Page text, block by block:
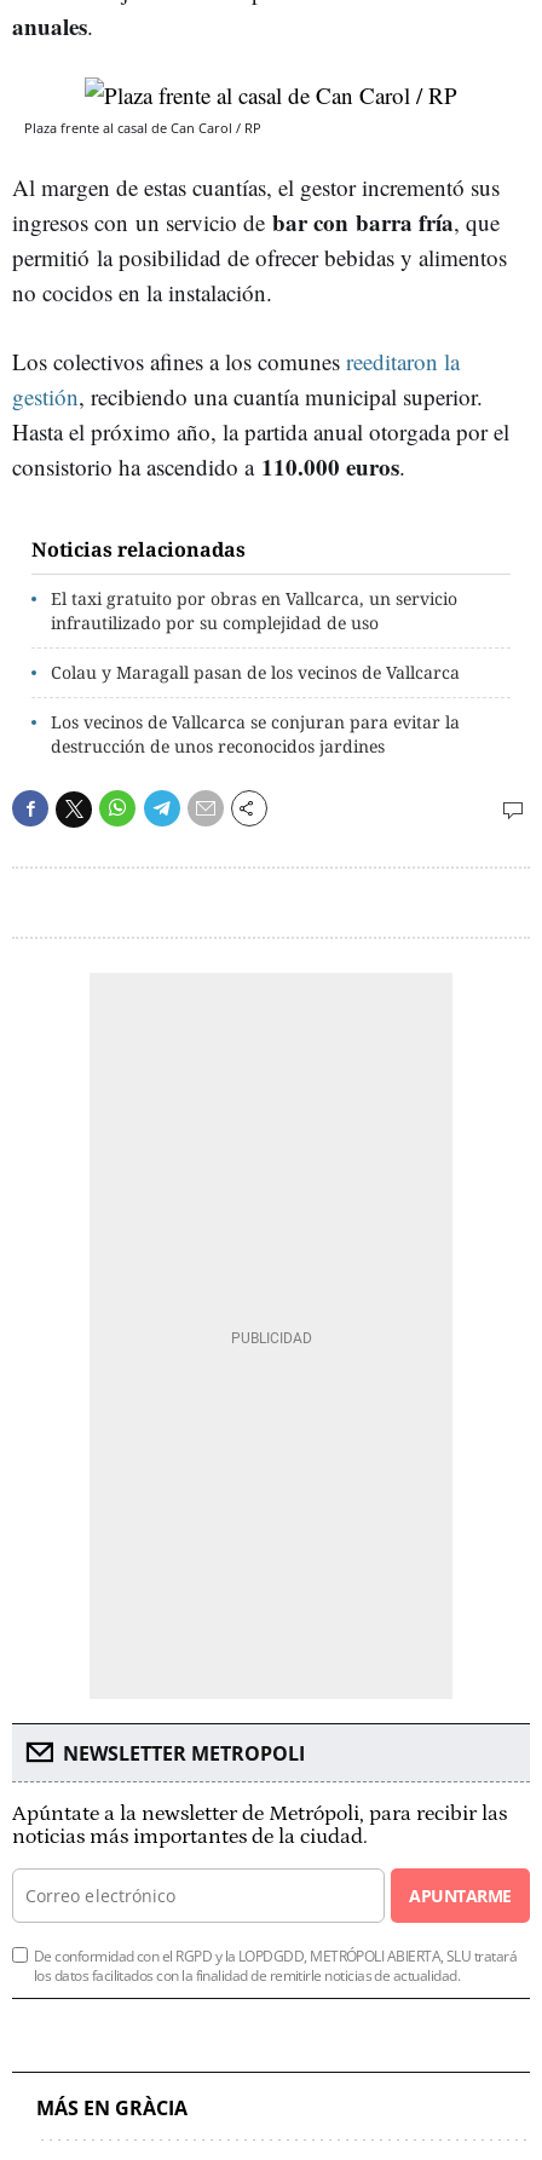
anuales.
Plaza frente al casal de Can Carol / RP
Al margen de estas cuantías, el gestor incrementó sus
ingresos con un servicio de bar con barra fría, que
permitió la posibilidad de ofrecer bebidas y alimentos
no cocidos en la instalación.
Los colectivos afines a los comunes reeditaron la
gestión, recibiendo una cuantía municipal superior.
Hasta el próximo año, la partida anual otorgada por el
consistorio ha ascendido a 110.000 euros.
Noticias relacionadas
El taxi gratuito por obras en Vallcarca, un servicio
infrautilizado por su complejidad de uso
Colau y Maragall pasan de los vecinos de Vallcarca
Los vecinos de Vallcarca se conjuran para evitar la
destrucción de unos reconocidos jardines
NEWSLETTER METROPOLI
Apúntate a la newsletter de Metrópoli, para recibir las
noticias más importantes de la ciudad.
APUNTARME
De conformidad con el RGPD y la LOPDGDD, METRÓPOLI ABIERTA, SLU tratará
los datos facilitados con la finalidad de remitirle noticias de actualidad.
MÁS EN GRÀCIA